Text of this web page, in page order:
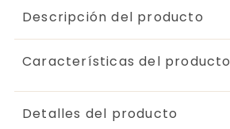
Descripción del producto
Características del producto
Detalles del producto